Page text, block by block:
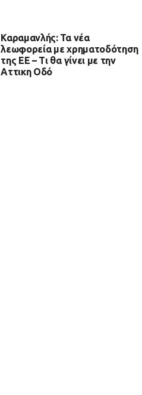
Καραμανλής: Τα νέα
λεωφορεία με χρηματοδότηση
της ΕΕ – Τι θα γίνει με την
Αττικη Οδό